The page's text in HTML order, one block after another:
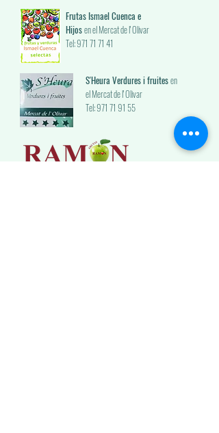
Frutas Ismael Cuenca e
Hijosen el Mercat de l' Olivar
Tel: 971 71 71 41
S'Heura Verdures i fruitesen
el Mercat de l' Olivar
Tel: 971 71 91 55